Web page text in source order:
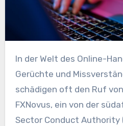
In der Welt des Online-Handels verbreiten sich
Gerüchte und
schädigen oft den Ruf
FXNovus, ein von der
Sector Conduct Authority